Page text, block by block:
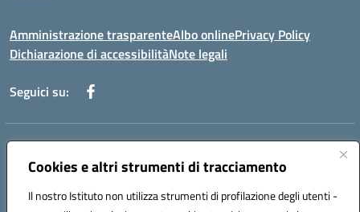
Cookies e altri strumenti di tracciamento
Il nostro Istituto non utilizza strumenti di profilazione degli utenti -
Amministrazione trasparenteAlbo onlinePrivacy Policy
Dichiarazione di accessibilitàNote legali
Seguici su:
Indirizzo:
Centralino:089868360 Email:saic857007@istruzione.it